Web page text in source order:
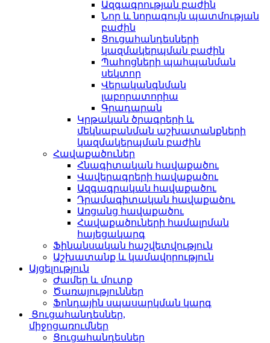
Ազգագրության բաժին
Նոր և նորագույն պատմության
բաժին
Ցուցահանդեսների
կազմակերպման բաժին
Պահոցների պահպանման
սեկտոր
Վերականգնման
լաբորատորիա
Գրադարան
Կրթական ծրագրերի և
մեկնաբանման աշխատանքների
կազմակերպման բաժին
Հավաքածուներ
Հնագիտական հավաքածու
Վավերագրերի հավաքածու
Ազգագրական հավաքածու
Դրամագիտական հավաքածու
Առցանց հավաքածու
Հավաքածուների համալրման
հայեցակարգ
Ֆինանսական հաշվետվություն
Աշխատանք և կամավորություն
Այցելություն
Ժամեր և մուտք
Ծառայություններ
Ֆոնդային սպասարկման կարգ
Ցուցահանդեսներ,
միջոցառումներ
Ցուցահանդեսներ